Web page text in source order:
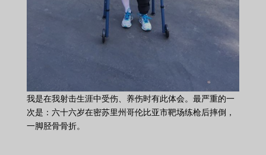
我是在我射击生涯中受伤、养伤时有此体会。最严重的一
次是：六十六岁在密苏里州哥伦比亚市靶场练枪后摔倒，
一脚胫骨骨折。